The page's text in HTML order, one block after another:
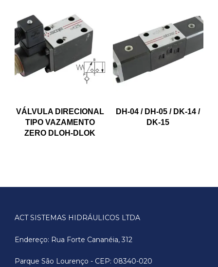
VÁLVULA DIRECIONAL
TIPO VAZAMENTO
ZERO DLOH-DLOK
DH-04 / DH-05 / DK-14 /
DK-15
ACT SISTEMAS HIDRÁULICOS LTDA
Endereço: Rua Forte Cananéia, 312
Parque São Lourenço - CEP: 08340-020